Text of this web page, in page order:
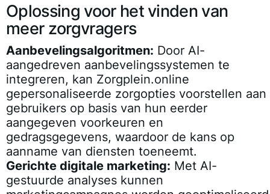
Oplossing voor het vinden van
meer zorgvragers
Aanbevelingsalgoritmen: Door AI-
aangedreven aanbevelingssystemen te
integreren, kan Zorgplein.online
gepersonaliseerde zorgopties voorstellen aan
gebruikers op basis van hun eerder
aangegeven voorkeuren en
gedragsgegevens, waardoor de kans op
aanname van diensten toeneemt.
Gerichte digitale marketing: Met AI-
gestuurde analyses kunnen